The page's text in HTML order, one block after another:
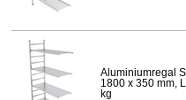
Aluminiumregal
1800 x 350 mm,
kg